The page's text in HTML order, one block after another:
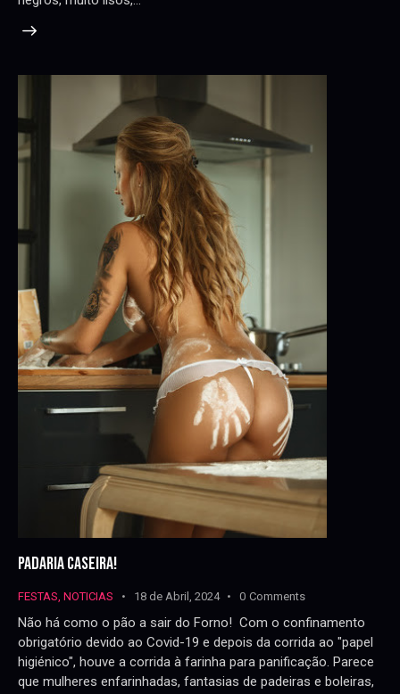
PADARIA CASEIRA!
FESTAS NOTICIAS 18 de Abril, 2024 0 Comments
Não há como o pão a sair do Forno! Com o confinamento
obrigatório devido ao Covid-19 e depois da corrida ao "papel
higiénico", houve a corrida à farinha para panificação. Parece
que mulheres enfarinhadas, fantasias de padeiras e boleiras,